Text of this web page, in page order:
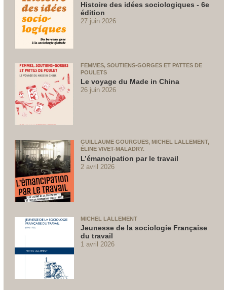
Histoire des idées sociologiques - 6e
édition
27 juin 2026
FEMMES, SOUTIENS-GORGES ET PATTES DE
POULETS
Le voyage du Made in China
26 juin 2026
GUILLAUME GOURGUES, MICHEL LALLEMENT,
ÉLINE VIVET-MALADRY.
L’émancipation par le travail
2 avril 2026
MICHEL LALLEMENT
Jeunesse de la sociologie Française
du travail
1 avril 2026